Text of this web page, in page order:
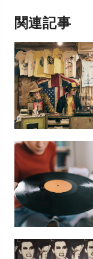
関連記事